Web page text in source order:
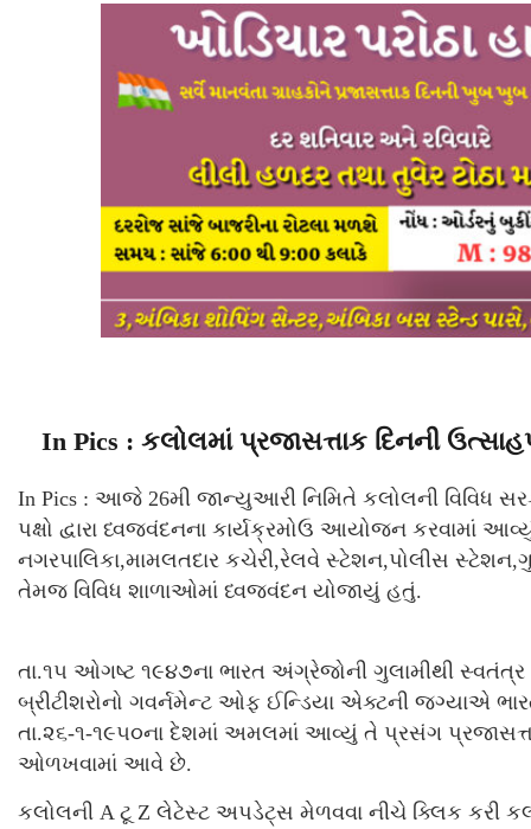
In Pics : કલોલમાં પ્રજાસત્તાક દિનની
In Pics : આજે 26મી જાન્યુઆરી નિમિતે કલોલની વિવિધ
પક્ષો દ્વારા ધ્વજવંદનના કાર્યક્રમોઉ આયોજન કરવામાં
નગરપાલિકા,મામલતદાર કચેરી,રેલવે સ્ટેશન,પોલીસ
તેમજ વિવિધ શાળાઓમાં ધ્વજવંદન યોજાયું હતું.
તા.૧૫ ઓગષ્ટ ૧૯૪૭ના ભારત અંગ્રેજોની ગુલામીથી સ્વતંત્ર
બ્રીટીશરોનો ગવર્નમેન્ટ ઓફ ઈન્ડિયા એક્ટની જગ્યાએ
તા.૨૬-૧-૧૯૫૦ના દેશમાં અમલમાં આવ્યું તે પ્રસંગ
ઓળખવામાં આવે છે.
કલોલની A ટૂ Z લેટેસ્ટ અપડેટ્સ મેળવવા નીચે ક્લિક કરી